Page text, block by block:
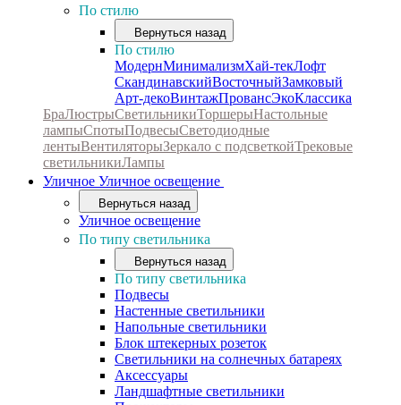
По стилю
Вернуться назад
По стилю
МодернМинимализмХай-текЛофт
СкандинавскийВосточныйЗамковый
Арт-декоВинтажПровансЭкоКлассика
БраЛюстрыСветильникиТоршерыНастольные
лампыСпотыПодвесыСветодиодные
лентыВентиляторыЗеркало с подсветкойТрековые
светильникиЛампы
Уличное Уличное освещение
Вернуться назад
Уличное освещение
По типу светильника
Вернуться назад
По типу светильника
Подвесы
Настенные светильники
Напольные светильники
Блок штекерных розеток
Светильники на солнечных батареях
Аксессуары
Ландшафтные светильники